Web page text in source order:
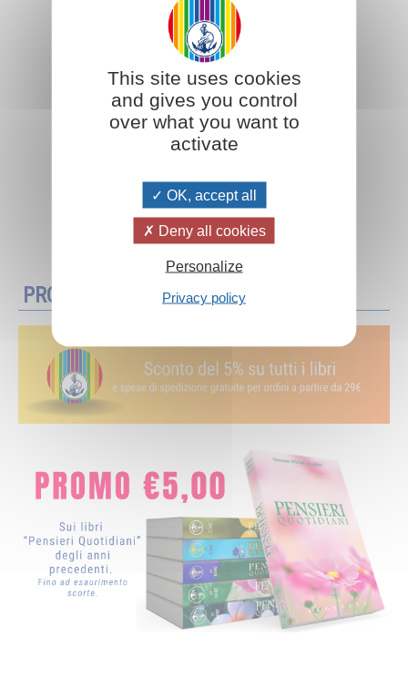
Aggiungi al carrello
PROMOZIONI
This site uses cookies
and gives you control
over what you want to
activate
OK, accept all
Deny all cookies
Personalize
Privacy policy